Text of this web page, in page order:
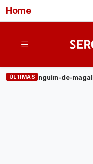
Home
ÚLTIMAS
é encontrado morto